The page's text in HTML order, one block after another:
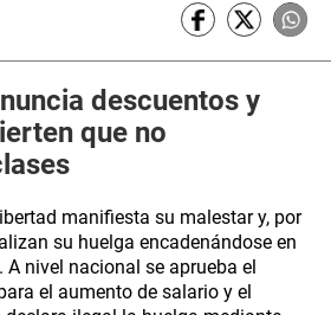
descuentos y
que no
manifiesta su malestar y, por
su huelga encadenándose en
A nivel nacional se aprueba el
el aumento de salario y el